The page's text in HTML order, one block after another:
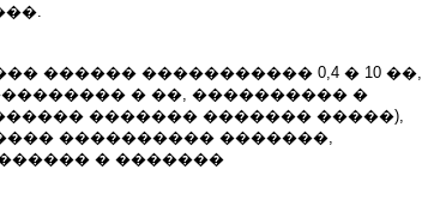
������ ����������� 0,4 � 10 ��,
� ��, ���������� �
������� ������� �����),
���������� �������,
� �������